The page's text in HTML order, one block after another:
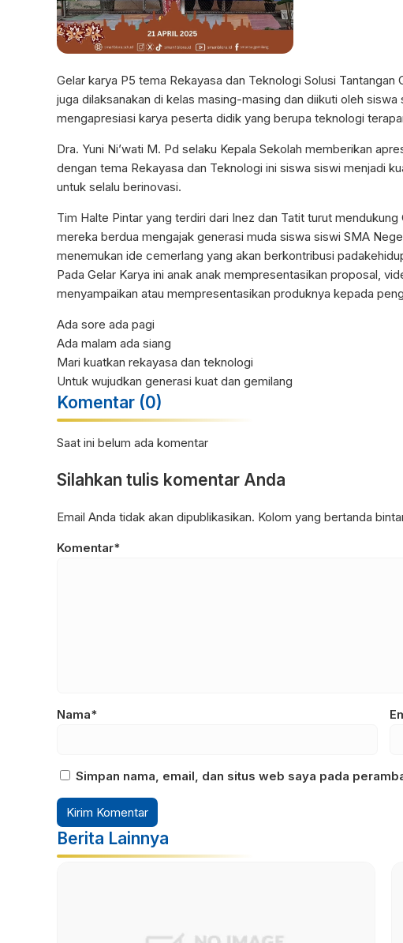
Gelar karya P5 tema Rekayasa dan Teknologi Solusi
juga dilaksanakan di kelas masing-masing dan diikuti oleh
mengapresiasi karya peserta didik yang berupa teknologi
Dra. Yuni Ni’wati M. Pd selaku Kepala Sekolah memberikan
dengan tema Rekayasa dan Teknologi ini siswa siswi menjadi
untuk selalu berinovasi.
Tim Halte Pintar yang terdiri dari Inez dan Tatit turut
mereka berdua mengajak generasi muda siswa siswi SMA
menemukan ide cemerlang yang akan berkontribusi
Pada Gelar Karya ini anak anak mempresentasikan proposal,
menyampaikan atau mempresentasikan produknya kepada
Ada sore ada pagi
Ada malam ada siang
Mari kuatkan rekayasa dan teknologi
Untuk wujudkan generasi kuat dan gemilang
Komentar (0)
Saat ini belum ada komentar
Silahkan tulis komentar Anda
Email Anda tidak akan dipublikasikan. Kolom yang bertanda
Komentar*
Nama*
Simpan nama, email, dan situs web saya pada
Berita Lainnya